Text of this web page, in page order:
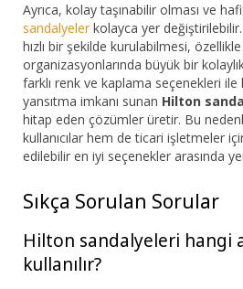
Ayrıca, kolay taşınabilir olması ve
sandalyeler kolayca yer
hızlı bir şekilde kurulabilmesi,
organizasyonlarında büyük bir
farklı renk ve kaplama seçenekleri ile
yansıtma imkanı sunan Hilton
hitap eden çözümler üretir. Bu
kullanıcılar hem de ticari işletmeler
edilebilir en iyi seçenekler arasında
Sıkça Sorulan Sorular
Hilton sandalyeleri hangi
kullanılır?